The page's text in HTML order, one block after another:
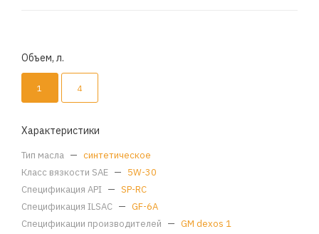
Объем, л.
1 4
Характеристики
Тип масла — синтетическое
Класс вязкости SAE — 5W-30
Спецификация API — SP-RC
Спецификация ILSAC — GF-6A
Спецификации производителей — GM dexos 1